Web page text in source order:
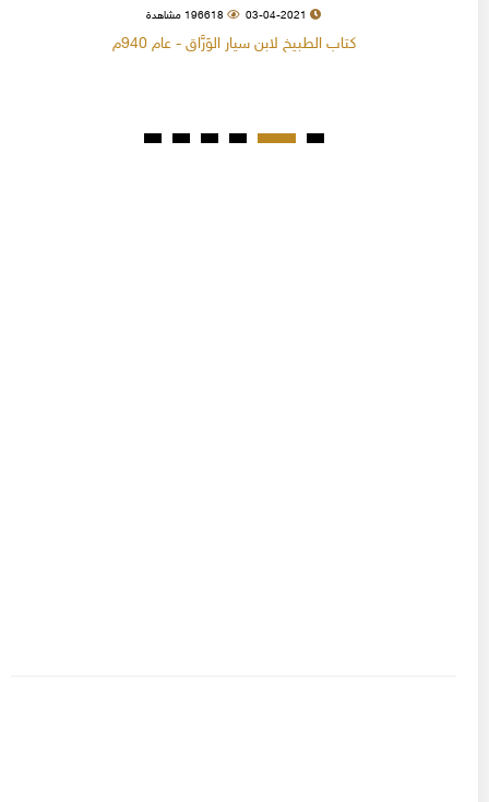
03-04-2021 196618 مشاهدة
كتاب الطبيخ لابن سيار الوَرَّاق - عام 940م